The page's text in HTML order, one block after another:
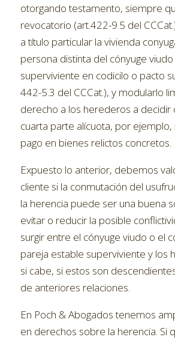
otorgando testamento, siempre
revocatorio (art.422-9.5 del
a título particular la vivienda
persona distinta del cónyuge
superviviente en codicilo o pacto
442-5.3 del CCCat.), y modularlo
derecho a los herederos a decidir
cuarta parte alícuota, por
pago en bienes relictos concretos.
Expuesto lo anterior, debemos
cliente si la conmutación del
la herencia puede ser una buena
evitar o reducir la posible
surgir entre el cónyuge viudo o el
pareja estable superviviente y los
si cabe, si estos son
de anteriores relaciones.
En Poch & Abogados tenemos
en derechos sobre la herencia. Si